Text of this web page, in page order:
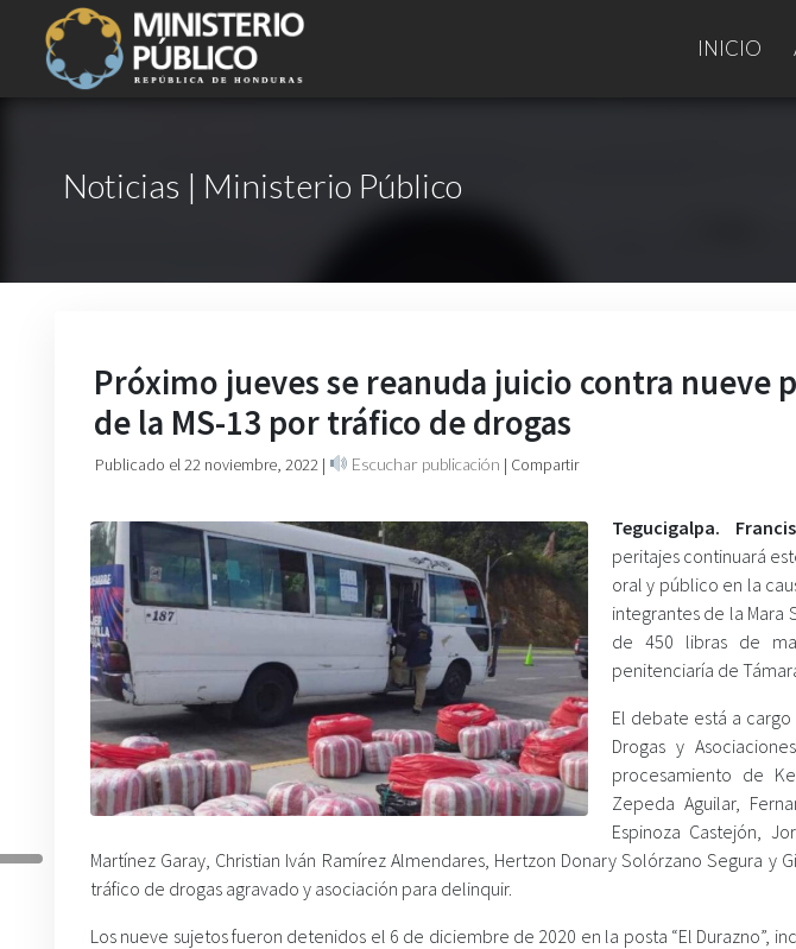
INICIO
Noticias | Ministerio Público
Próximo jueves se reanuda juicio contra nueve
de la MS-13 por tráfico de drogas
Publicado el 22 noviembre, 2022 | Escuchar publicación | Compartir
Tegucigalpa.
peritajes continuará
oral y público en la
integrantes de la Mara
de 450 libras de
penitenciaría de
El debate está a
Drogas y
procesamiento de
Zepeda Aguilar,
Espinoza Castejón,
Martínez Garay, Christian Iván Ramírez Almendares, Hertzon Donary Solórzano Segura y
tráfico de drogas agravado y asociación para delinquir.
Los nueve sujetos fueron detenidos el 6 de diciembre de 2020 en la posta “El Durazno”,